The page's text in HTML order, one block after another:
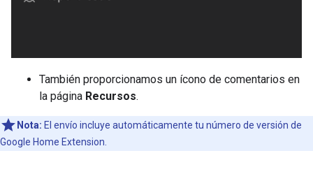
También proporcionamos un ícono de comentarios en
la página Recursos.
Nota: El envío incluye automáticamente tu número de versión de
Google Home Extension